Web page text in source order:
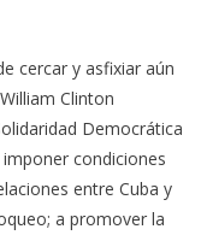
cercar y asfixiar aún
Clinton
Democrática
condiciones
entre Cuba y
a promover la